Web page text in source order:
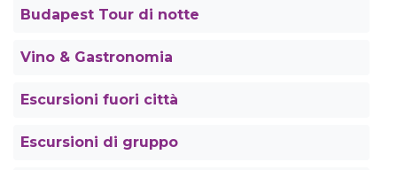
Budapest Tour di notte
Vino & Gastronomia
Escursioni fuori città
Escursioni di gruppo